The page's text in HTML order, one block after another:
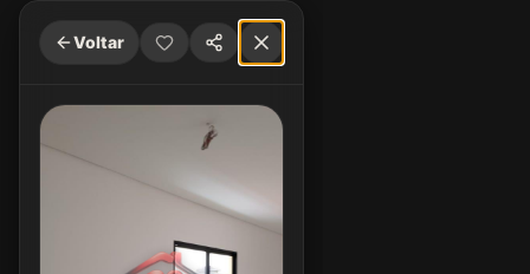
Voltar